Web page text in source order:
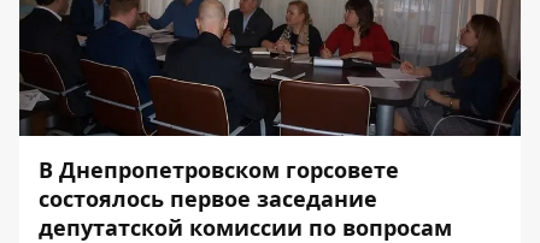
В Днепропетровском горсовете
состоялось первое заседание
депутатской комиссии по вопросам